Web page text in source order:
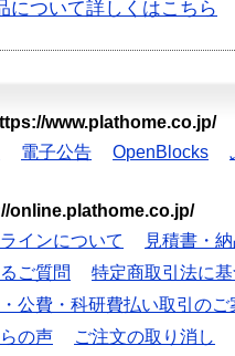
について詳しくはこちら
www.plathome.co.jp/
電子公告 OpenBlocks
online.plathome.co.jp/
インについて
見積書・
ご質問
特定商取引法に
公費・科研費払い取引のご
の声 ご注文の取り消し